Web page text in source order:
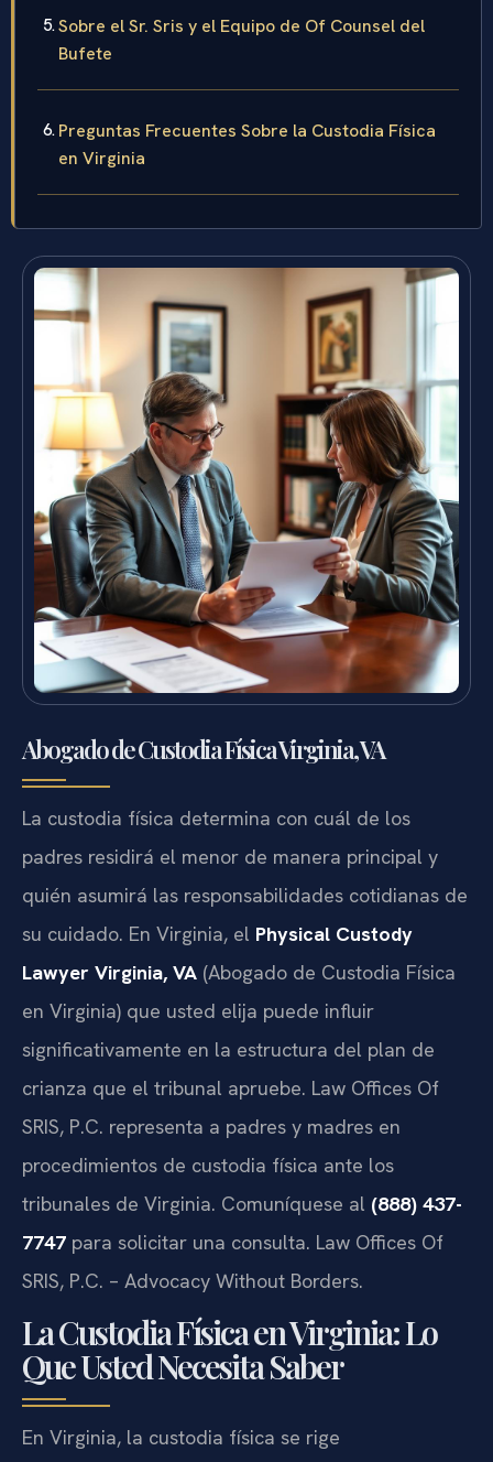
Sobre el Sr. Sris y el Equipo de Of Counsel del
Bufete
Preguntas Frecuentes Sobre la Custodia Física
en Virginia
Abogado de Custodia Física Virginia, VA
La custodia física determina con cuál de los
padres residirá el menor de manera principal y
quién asumirá las responsabilidades cotidianas de
su cuidado. En Virginia, el Physical Custody
Lawyer Virginia, VA (Abogado de Custodia Física
en Virginia) que usted elija puede influir
significativamente en la estructura del plan de
crianza que el tribunal apruebe. Law Offices Of
SRIS, P.C. representa a padres y madres en
procedimientos de custodia física ante los
tribunales de Virginia. Comuníquese al (888) 437-
7747 para solicitar una consulta. Law Offices Of
SRIS, P.C. – Advocacy Without Borders.
La Custodia Física en Virginia: Lo
Que Usted Necesita Saber
En Virginia, la custodia física se rige